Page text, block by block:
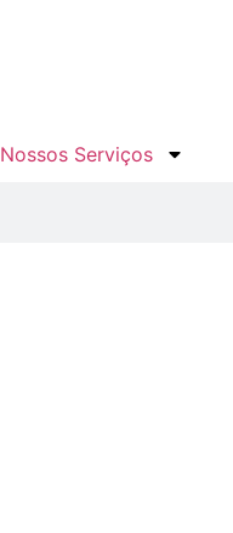
Nossos Serviços